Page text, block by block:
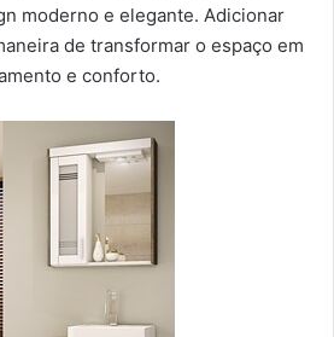
moderno e elegante. Adicionar
de transformar o espaço em
e conforto.